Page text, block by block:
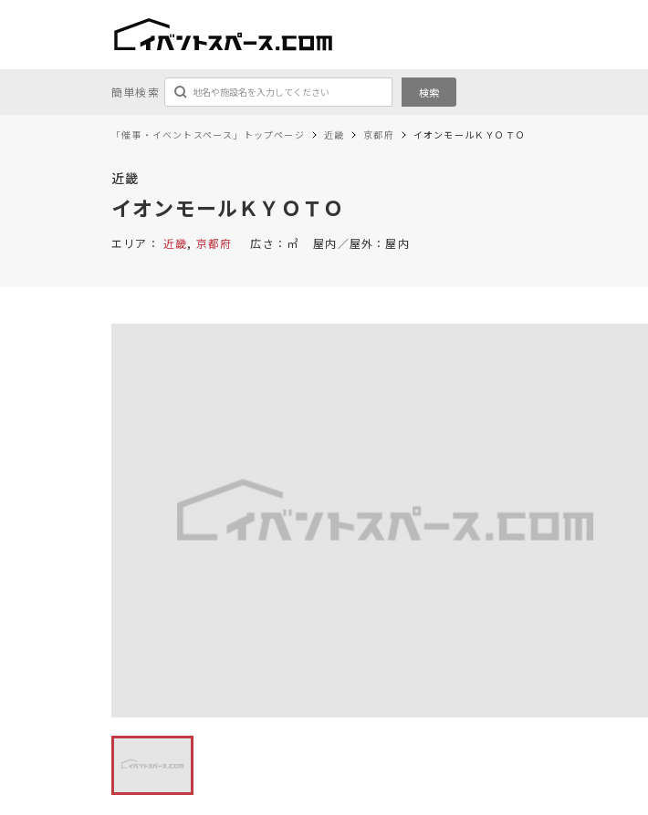
簡単検索 検索
「催事・イベントスペース」トップページ 近畿 京都府 イオンモールＫＹＯＴＯ
近畿
イオンモールＫＹＯＴＯ
エリア： 近畿, 京都府 広さ： ㎡ 屋内／屋外： 屋内